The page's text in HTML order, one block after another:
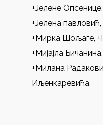
+Јелене
+Јелена
+Мирка Шољаге,
+Мијајла
+Милана
Иљенкаревића.